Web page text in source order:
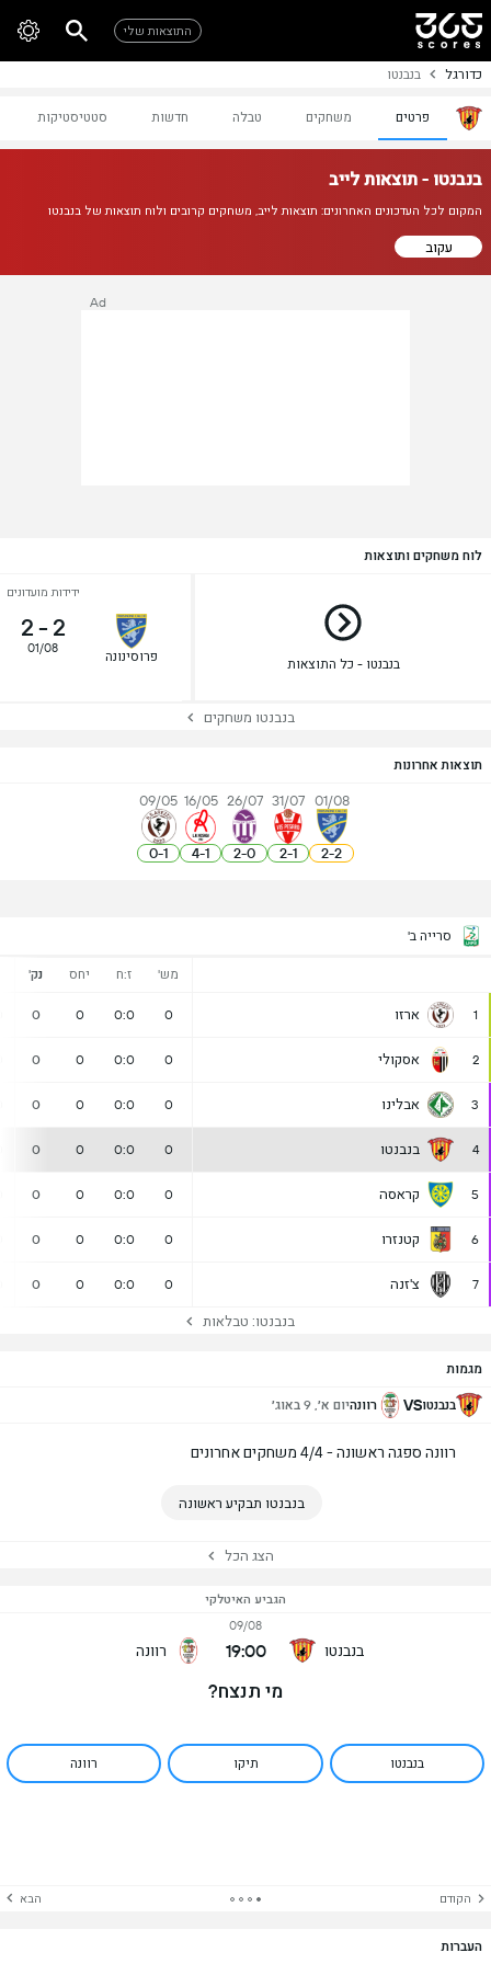
התוצאות שלי
כדורגל בנבנטו
פרטים משחקים טבלה חדשות סטטיסטיקות
בנבנטו - תוצאות לייב
המקום לכל העדכונים האחרונים: תוצאות לייב, משחקים קרובים ולוח תוצאות של בנבנטו
עקוב
Ad
לוח משחקים ותוצאות
בנבנטו - כל התוצאות
ידידות מועדונים
פרוסינונה
2
-
2
01/08
בנבנטו משחקים
תוצאות אחרונות
01/08
2
-
2
31/07
1
-
2
26/07
0
-
2
16/05
1
-
4
09/05
1
-
0
סרייה ב'
מש' ז:ח יחס נק'
1 ארזו 0
0:0
0
0
2 אסקולי 0
0:0
0
0
3 אבלינו 0
0:0
0
0
4 בנבנטו 0
0:0
0
0
5 קראסה 0
0:0
0
0
6 קטנזרו 0
0:0
0
0
7 צ'זנה 0
0:0
0
0
בנבנטו: טבלאות
מגמות
בנבנטוVS רוונהיום א׳, 9 באוג׳
רוונה ספגה ראשונה - 4/4 משחקים אחרונים
בנבנטו תבקיע ראשונה
הצג הכל
הגביע האיטלקי
בנבנטו
09/08
19:00 רוונה
מי תנצח?
בנבנטו תיקו רוונה
הקודם הבא
העברות